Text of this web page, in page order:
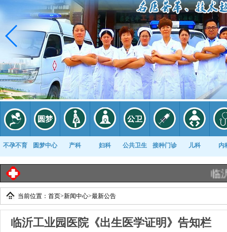
不孕不育 圆梦中心 产科 妇科 公共卫生 接种门诊 儿科 内
康复科
临沂
当前位置： 首页>新闻中心>最新公告
临沂工业园医院《出生医学证明》告知栏